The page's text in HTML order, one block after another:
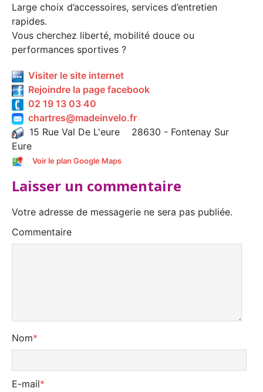
Large choix d’accessoires, services d’entretien
rapides.
Vous cherchez liberté, mobilité douce ou
performances sportives ?
Visiter le site internet
Rejoindre la page facebook
02 19 13 03 40
chartres@madeinvelo.fr
15 Rue Val De L'eure 28630 - Fontenay Sur
Eure
Voir le plan Google Maps
Laisser un commentaire
Votre adresse de messagerie ne sera pas publiée.
Commentaire
Nom*
E-mail*